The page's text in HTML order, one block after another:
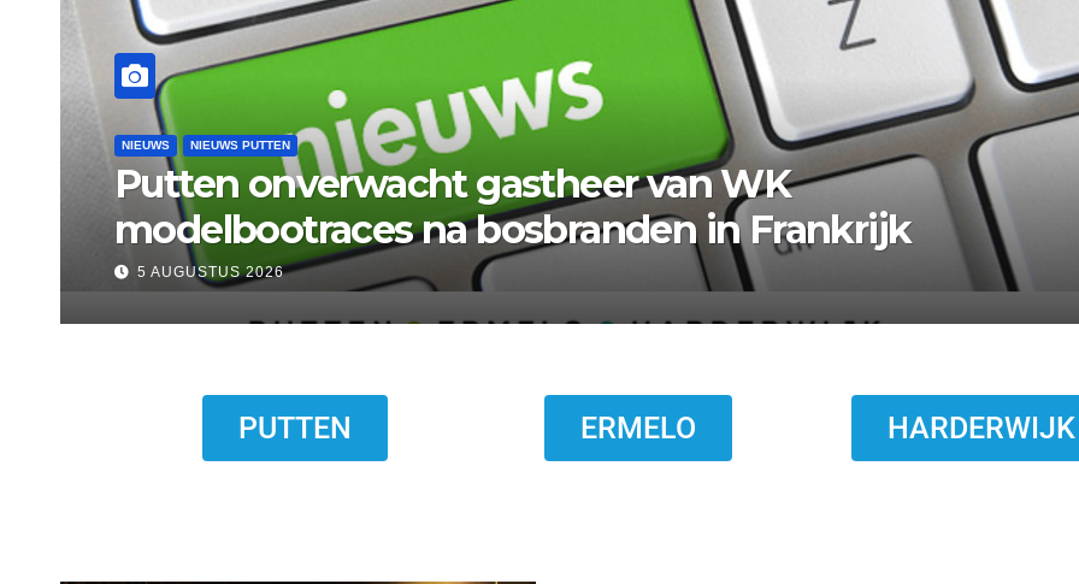
NIEUWS NIEUWS PUTTEN
Bermbrand langs Krachtighuizerweg in
5 AUGUSTUS 2026
PUTTEN ERMELO HARDERWIJK